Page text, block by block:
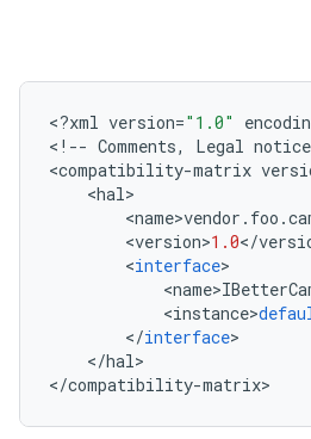
<?xml version="1.0"
< ! -- Comments, Legal
<compatibility-matrix
<hal>
<name>vendor . foo .
<version>1.0</
<interface>
<name>
<instance>
</interface>
</hal>
</compatibility-matrix>